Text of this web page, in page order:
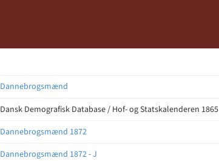
Dannebrogsmænd
Dansk Demografisk Database / Hof- og Statskalenderen 1865
Dannebrogsmænd 1872
Dannebrogsmænd 1872 - J